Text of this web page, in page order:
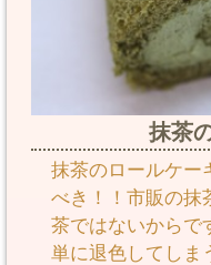
抹茶
抹茶のロールケー
べき！！市販の抹
茶ではないからで
単に退色してしま